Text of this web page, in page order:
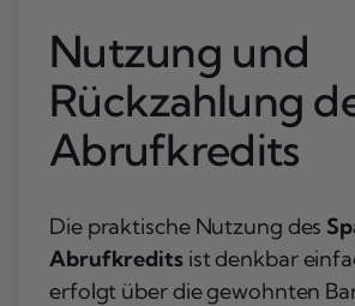
Nutzung und
Rückzahlung
Abrufkredits
Die praktische Nutzung des
Abrufkreditsist denkbar
erfolgt über die gewohnten